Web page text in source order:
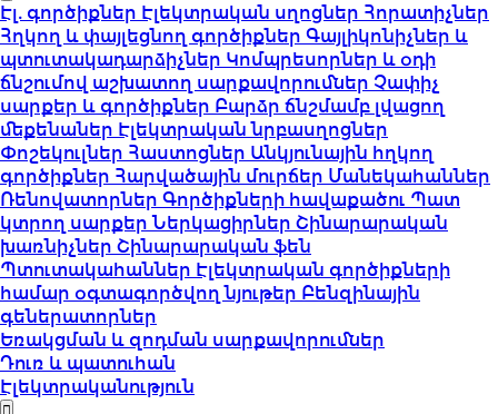
Էլ. գործիքներ Էլեկտրական սղոցներ Հորատիչներ
Հղկող և փայլեցնող գործիքներ Գայլիկոնիչներ և
պտուտակադարձիչներ Կոմպրեսորներ և օդի
ճնշումով աշխատող սարքավորումներ Չափիչ
սարքեր և գործիքներ Բարձր ճնշմամբ լվացող
մեքենաներ Էլեկտրական նրբասղոցներ
Փոշեկուլներ Հաստոցներ Անկյունային հղկող
գործիքներ Հարվածային մուրճեր Մանեկահաններ
Ռենովատորներ Գործիքների հավաքածու Պատ
կտրող սարքերՆերկացիրներ Շինարարական
խառնիչներ Շինարարական ֆեն
Պտուտակահաններ Էլեկտրական գործիքների
համար օգտագործվող նյութեր Բենզինային
գեներատորներ
Եռակցման և զոդման սարքավորումներ
Դուռ և պատուհան
Էլեկտրականություն